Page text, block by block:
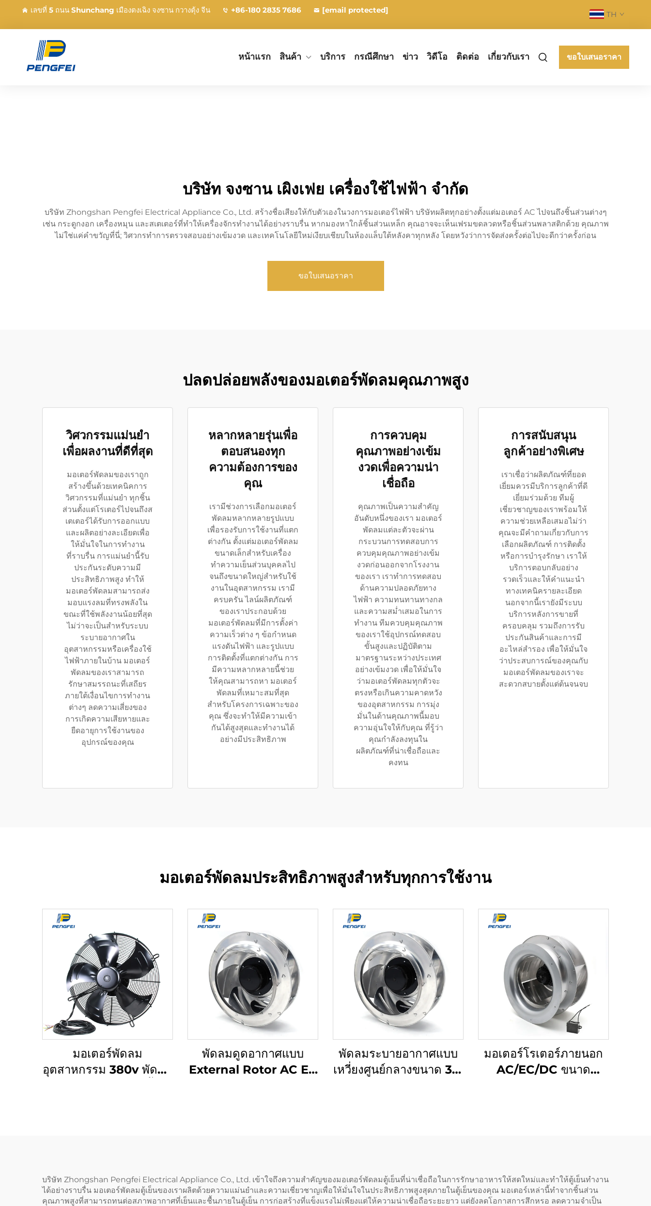
เลขที่ 5 ถนน Shunchang เมืองตงเฉิง จงซาน กวางตุ้ง จีน +86-180 2835 7686 [email protected] TH
หน้าแรก สินค้า บริการ กรณีศึกษา ข่าว วิดีโอ ติดต่อ เกี่ยวกับเรา ขอใบเสนอราคา
บริษัท จงซาน เผิงเฟย เครื่องใช้ไฟฟ้า จำกัด
บริษัท Zhongshan Pengfei Electrical Appliance Co., Ltd. สร้างชื่อเสียงให้กับตัวเองในวงการมอเตอร์ไฟฟ้า บริษัทผลิตทุกอย่างตั้งแต่มอเตอร์ AC ไปจนถึงชิ้นส่วนต่างๆ
เช่น กระดูกงอก เครื่องหมุน และสเตเตอร์ที่ทำให้เครื่องจักรทำงานได้อย่างราบรื่น หากมองหาใกล้ชิ้นส่วนเหล็ก คุณอาจจะเห็นเฟรมขดลวดหรือชิ้นส่วนพลาสติกด้วย คุณภาพ
ไม่ใช่แค่คำขวัญที่นี่; วิศวกรทำการตรวจสอบอย่างเข้มงวด และเทคโนโลยีใหม่เงียบเชียบในห้องแล็บใต้หลังคาทุกหลัง โดยหวังว่าการจัดส่งครั้งต่อไปจะดีกว่าครั้งก่อน
ขอใบเสนอราคา
ปลดปล่อยพลังของมอเตอร์พัดลมคุณภาพสูง
วิศวกรรมแม่นยํา
เพื่อผลงานที่ดีที่สุด
มอเตอร์พัดลมของเราถูก
สร้างขึ้นด้วยเทคนิคการ
วิศวกรรมที่แม่นยำ ทุกชิ้น
ส่วนตั้งแต่โรเตอร์ไปจนถึงส
เตเตอร์ได้รับการออกแบบ
และผลิตอย่างละเอียดเพื่อ
ให้มั่นใจในการทำงาน
ที่ราบรื่น การแม่นยำนี้รับ
ประกันระดับความมี
ประสิทธิภาพสูง ทำให้
มอเตอร์พัดลมสามารถส่ง
มอบแรงลมที่ทรงพลังใน
ขณะที่ใช้พลังงานน้อยที่สุด
ไม่ว่าจะเป็นสำหรับระบบ
ระบายอากาศใน
อุตสาหกรรมหรือเครื่องใช้
ไฟฟ้าภายในบ้าน มอเตอร์
พัดลมของเราสามารถ
รักษาสมรรถนะที่เสถียร
ภายใต้เงื่อนไขการทำงาน
ต่างๆ ลดความเสี่ยงของ
การเกิดความเสียหายและ
ยืดอายุการใช้งานของ
อุปกรณ์ของคุณ
หลากหลายรุ่นเพื่อ
ตอบสนองทุก
ความต้องการของ
คุณ
เรามีช่วงการเลือกมอเตอร์
พัดลมหลากหลายรูปแบบ
เพื่อรองรับการใช้งานที่แตก
ต่างกัน ตั้งแต่มอเตอร์พัดลม
ขนาดเล็กสำหรับเครื่อง
ทำความเย็นส่วนบุคคลไป
จนถึงขนาดใหญ่สำหรับใช้
งานในอุตสาหกรรม เรามี
ครบครัน ไลน์ผลิตภัณฑ์
ของเราประกอบด้วย
มอเตอร์พัดลมที่มีการตั้งค่า
ความเร็วต่าง ๆ ข้อกำหนด
แรงดันไฟฟ้า และรูปแบบ
การติดตั้งที่แตกต่างกัน การ
มีความหลากหลายนี้ช่วย
ให้คุณสามารถหา มอเตอร์
พัดลมที่เหมาะสมที่สุด
สำหรับโครงการเฉพาะของ
คุณ ซึ่งจะทำให้มีความเข้า
กันได้สูงสุดและทำงานได้
อย่างมีประสิทธิภาพ
การควบคุม
คุณภาพอย่างเข้ม
งวดเพื่อความน่า
เชื่อถือ
คุณภาพเป็นความสำคัญ
อันดับหนึ่งของเรา มอเตอร์
พัดลมแต่ละตัวจะผ่าน
กระบวนการทดสอบการ
ควบคุมคุณภาพอย่างเข้ม
งวดก่อนออกจากโรงงาน
ของเรา เราทำการทดสอบ
ด้านความปลอดภัยทาง
ไฟฟ้า ความทนทานทางกล
และความสม่ำเสมอในการ
ทำงาน ทีมควบคุมคุณภาพ
ของเราใช้อุปกรณ์ทดสอบ
ขั้นสูงและปฏิบัติตาม
มาตรฐานระหว่างประเทศ
อย่างเข้มงวด เพื่อให้มั่นใจ
ว่ามอเตอร์พัดลมทุกตัวจะ
ตรงหรือเกินความคาดหวัง
ของอุตสาหกรรม การมุ่ง
มั่นในด้านคุณภาพนี้มอบ
ความอุ่นใจให้กับคุณ ที่รู้ว่า
คุณกำลังลงทุนใน
ผลิตภัณฑ์ที่น่าเชื่อถือและ
คงทน
การสนับสนุน
ลูกค้าอย่างพิเศษ
เราเชื่อว่าผลิตภัณฑ์ที่ยอด
เยี่ยมควรมีบริการลูกค้าที่ดี
เยี่ยมร่วมด้วย ทีมผู้
เชี่ยวชาญของเราพร้อมให้
ความช่วยเหลือเสมอไม่ว่า
คุณจะมีคำถามเกี่ยวกับการ
เลือกผลิตภัณฑ์ การติดตั้ง
หรือการบำรุงรักษา เราให้
บริการตอบกลับอย่าง
รวดเร็วและให้คำแนะนำ
ทางเทคนิครายละเอียด
นอกจากนี้เรายังมีระบบ
บริการหลังการขายที่
ครอบคลุม รวมถึงการรับ
ประกันสินค้าและการมี
อะไหล่สำรอง เพื่อให้มั่นใจ
ว่าประสบการณ์ของคุณกับ
มอเตอร์พัดลมของเราจะ
สะดวกสบายตั้งแต่ต้นจนจบ
มอเตอร์พัดลมประสิทธิภาพสูงสำหรับทุกการใช้งาน
มอเตอร์พัดลม
อุตสาหกรรม 380v พัดลม
พัดลมดูดอากาศแบบ
External Rotor AC EC
พัดลมระบายอากาศแบบ
เหวี่ยงศูนย์กลางขนาด 315
มอเตอร์โรเตอร์ภายนอก
AC/EC/DC ขนาด
บริษัท Zhongshan Pengfei Electrical Appliance Co., Ltd. เข้าใจถึงความสำคัญของมอเตอร์พัดลมตู้เย็นที่น่าเชื่อถือในการรักษาอาหารให้สดใหม่และทำให้ตู้เย็นทำงาน
ได้อย่างราบรื่น มอเตอร์พัดลมตู้เย็นของเราผลิตด้วยความแม่นยำและความเชี่ยวชาญเพื่อให้มั่นใจในประสิทธิภาพสูงสุดภายในตู้เย็นของคุณ มอเตอร์เหล่านี้ทำจากชิ้นส่วน
คุณภาพสูงที่สามารถทนต่อสภาพอากาศที่เย็นและชื้นภายในตู้เย็น การก่อสร้างที่แข็งแรงไม่เพียงแต่ให้ความน่าเชื่อถือระยะยาว แต่ยังลดโอกาสการสึกหรอ ลดความจำเป็น